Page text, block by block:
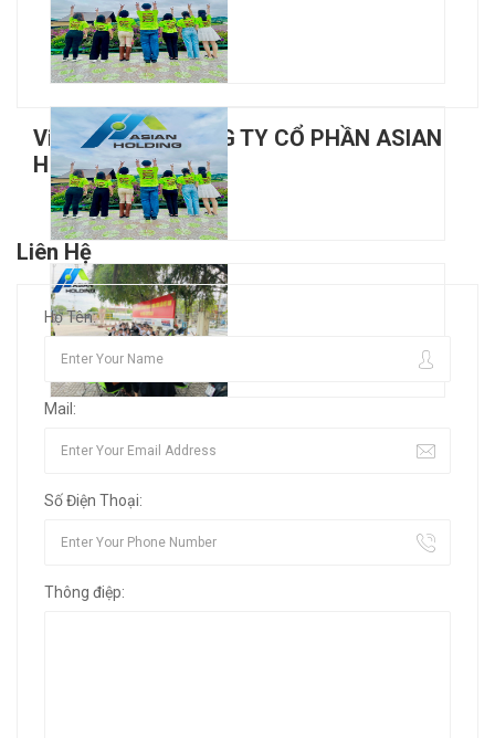
Việc Làm của CÔNG TY CỔ PHẦN ASIAN
HOLDING
Liên Hệ
Họ Tên:
Mail:
Số Điện Thoại:
Thông điệp: